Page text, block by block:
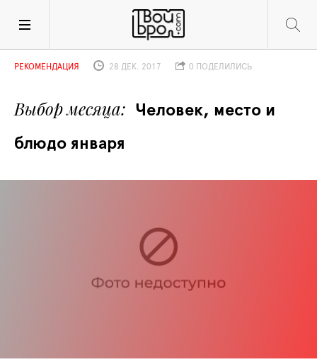
Выбор месяца
Человек, место и
блюдо января
РЕКОМЕНДАЦИЯ 28 ДЕК. 2017 0 ПОДЕЛИЛИСЬ